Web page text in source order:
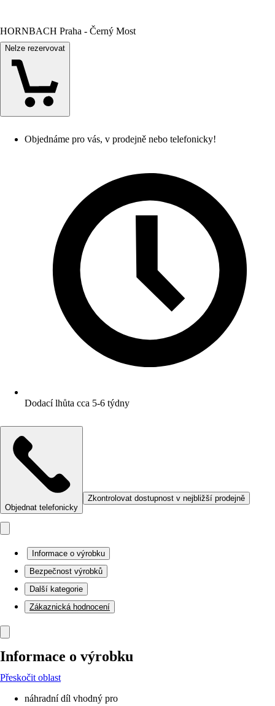
HORNBACH Praha - Černý Most
Nelze rezervovat
Objednáme pro vás, v prodejně nebo telefonicky!
Dodací lhůta cca 5-6 týdny
Objednat telefonicky
Zkontrolovat dostupnost v nejbližší prodejně
Informace o výrobku
Bezpečnost výrobků
Další kategorie
Zákaznická hodnocení
Informace o výrobku
Přeskočit oblast
náhradní díl vhodný pro